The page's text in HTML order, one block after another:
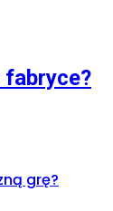
fabryce?